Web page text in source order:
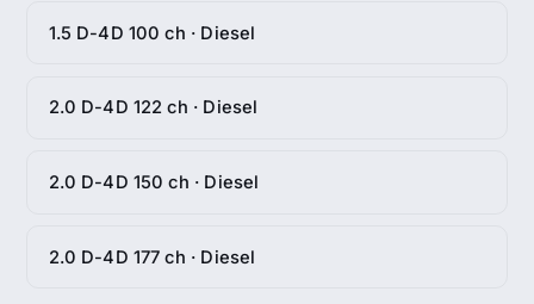
1.5 D-4D 100 ch · Diesel
2.0 D-4D 122 ch · Diesel
2.0 D-4D 150 ch · Diesel
2.0 D-4D 177 ch · Diesel